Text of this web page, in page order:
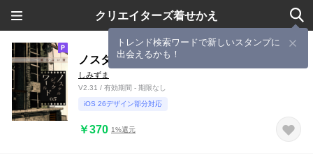
クリエイターズ着せかえ
トレンド検索ワードで新しいスタンプに
出会えるかも！
ノスタルジックワールド05 眠らない街
しみずま
V2.31 / 有効期間 - 期限なし
iOS 26デザイン部分対応
￥370 1%還元